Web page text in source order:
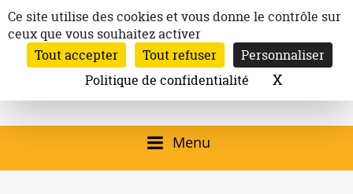
au
contenu
Ville de
Launaguet
Site officiel de la
Mairie de
Launaguet (31140)
qui présente la ville,
Inscription à la newsletter
Email:
Rechercher
Menu
Panneau de gestion des cookies
Ce site utilise des cookies et vous donne le contrôle sur
ceux que vous souhaitez activer
Tout accepter
Tout refuser
Personnaliser
Politique de confidentialité
XMasquer